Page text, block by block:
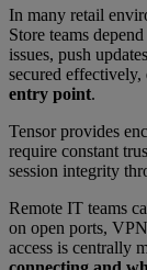
In many retail
Store teams
issues, push
secured effectively,
entry point.
Tensor provides
require constant
session integrity
Remote IT teams
on open ports,
access is centrally